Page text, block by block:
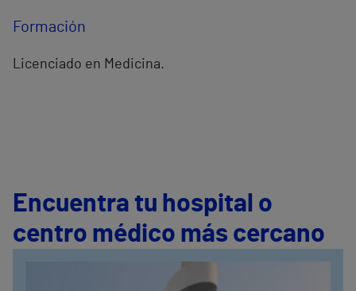
Formación
Licenciado en Medicina.
Encuentra tu hospital o
centro médico más cercano